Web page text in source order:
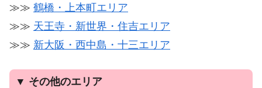
≫≫ 鶴橋・上本町エリア
≫≫ 天王寺・新世界・住吉エリア
≫≫ 新大阪・西中島・十三エリア
▼ その他のエリア